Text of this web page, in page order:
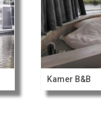
Kamer B&B